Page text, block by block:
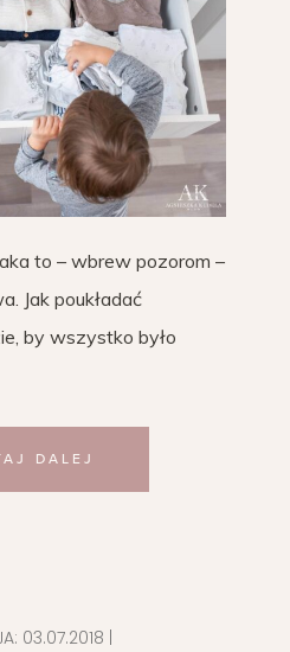
to – wbrew pozorom –
Jak poukładać
by wszystko było
DALEJ
03.07.2018